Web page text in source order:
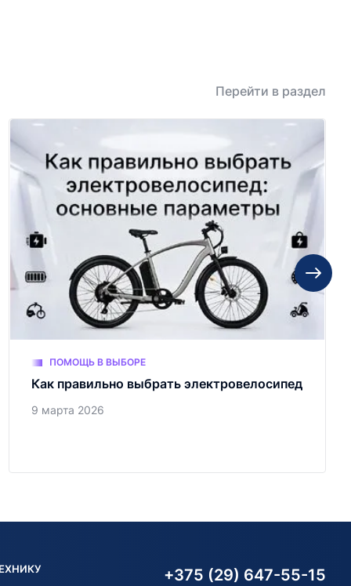
Перейти в раздел
ПОМОЩЬ В ВЫБОРЕ
Как правильно выбрать электровелосипед
9 марта 2026
+375 (29) 647-55-15